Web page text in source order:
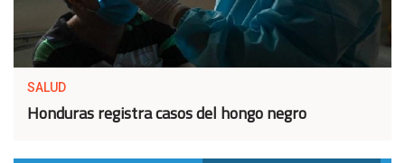
SALUD
Honduras registra casos del hongo negro